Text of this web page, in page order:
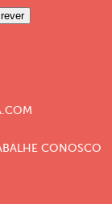
CONOSCO